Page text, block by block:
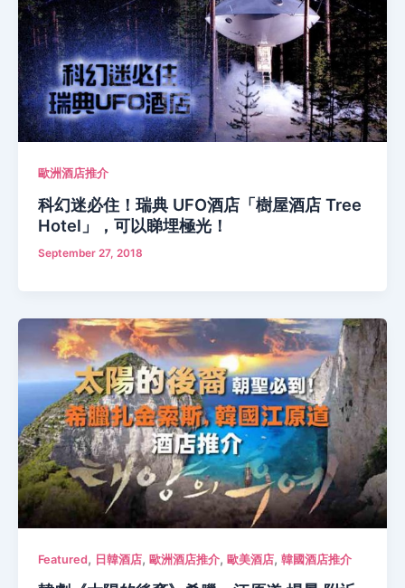
歐洲酒店推介
科幻迷必住！瑞典 UFO酒店「樹屋酒店 Tree
Hotel」，可以睇埋極光！
September 27, 2018
Featured, 日韓酒店, 歐洲酒店推介, 歐美酒店, 韓國酒店推介